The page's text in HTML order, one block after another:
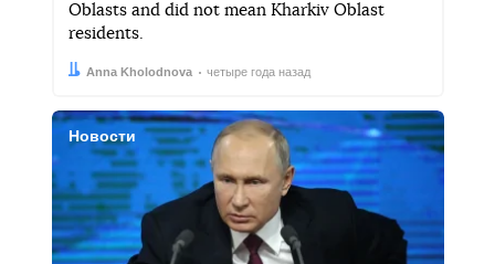
Oblasts and did not mean Kharkiv Oblast
residents.
Автор:Anna Kholodnova
Дата: четыре года назад
Новости